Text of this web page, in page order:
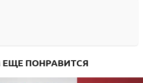
ПОНРАВИТСЯ